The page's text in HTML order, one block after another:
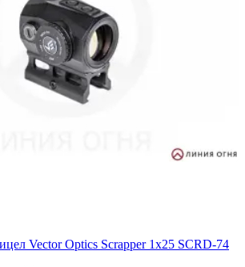
Vector Optics Scrapper 1x25 SCRD-74